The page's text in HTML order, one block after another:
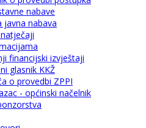
nabave
javna nabava
financijski izvještaji
glasnik KKŽ
o provedbi ZPPI
- općinski načelnik